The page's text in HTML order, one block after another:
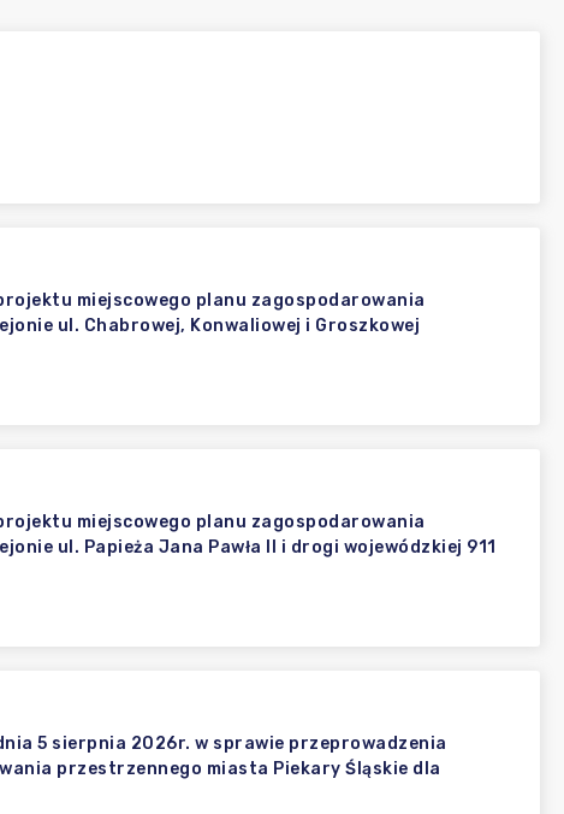
miejscowego planu zagospodarowania
ul. Chabrowej, Konwaliowej i Groszkowej
miejscowego planu zagospodarowania
ul. Papieża Jana Pawła II i drogi wojewódzkiej 911
5 sierpnia 2026r. w sprawie przeprowadzenia
przestrzennego miasta Piekary Śląskie dla